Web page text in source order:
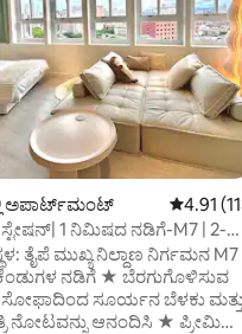
234 ವಿಮರ್ಶೆಗಳು
ಅಪಾರ್ಟ್‌ಮಂಟ್ 5 ರಲ್ಲಿ
4.91
ಸ್ಟೇಷನ್| 1 ನಿಮಿಷದ ನಡಿಗೆ-M7 | 2-
ತೈಪೆ ಮುಖ್ಯ ನಿಲ್ದಾಣ ನಿರ್ಗಮನ M7
ನಡಿಗೆ ★ ಬೆರಗುಗೊಳಿಸುವ
ಸೂರ್ಯನ ಬೆಳಕು
ನೋಟವನ್ನು ಆನಂದಿಸಿ ★ ಪ್ರೀಮಿಯಂ